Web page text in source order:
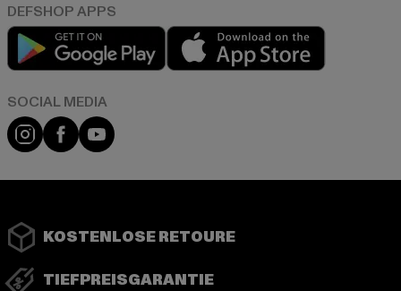
Play market
Instagram
FacebookYouTube
KOSTENLOSE RETOURE
TIEFPREISGARANTIE